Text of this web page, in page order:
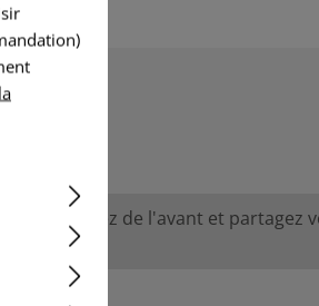
trouvée. Allez de l'avant et partagez